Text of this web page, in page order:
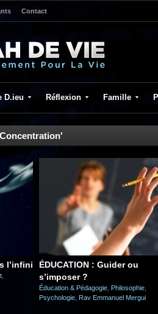
Contact
D.ieu Réflexion Famille
l’infini
ÉDUCATION : Guider ou
s’imposer ?
Éducation & Pédagogie Philosophie
Psychologie Rav Emmanuel Mergui